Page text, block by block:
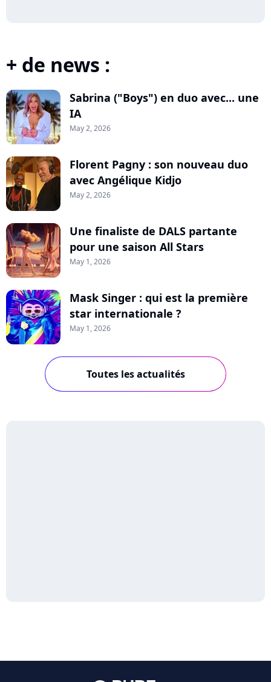
+ de news :
Sabrina ("Boys") en duo avec... une
IA
May 2, 2026
Florent Pagny : son nouveau duo
avec Angélique Kidjo
May 2, 2026
Une finaliste de DALS partante
pour une saison All Stars
May 1, 2026
Mask Singer : qui est la première
star internationale ?
May 1, 2026
Toutes les actualités